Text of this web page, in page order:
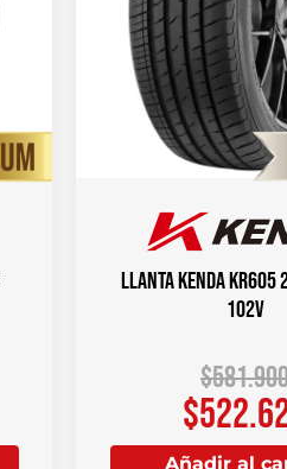
Llanta KENDA KR605
102V
$
$
Añadir al